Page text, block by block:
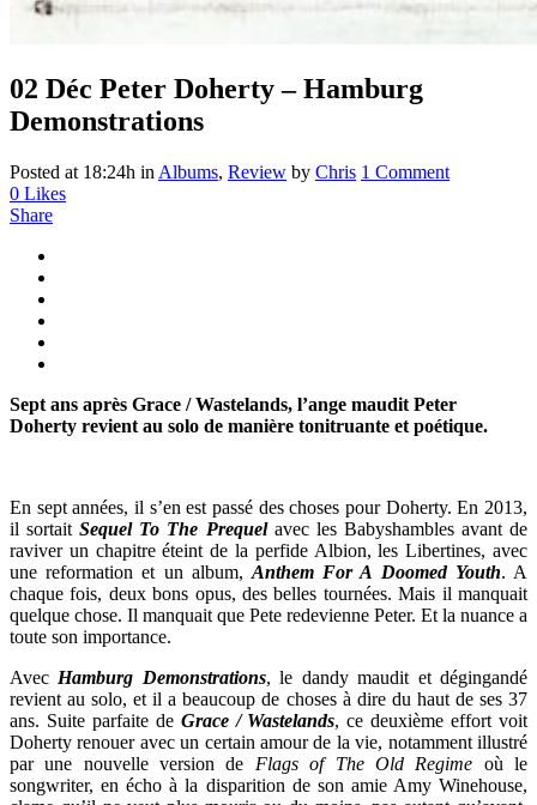
02 Déc Peter Doherty – Hamburg
Demonstrations
Posted at 18:24h in Albums, Review by Chris 1 Comment
0 Likes
Share
Sept ans après Grace / Wastelands, l’ange maudit Peter
Doherty revient au solo de manière tonitruante et poétique.
En sept années, il s’en est passé des choses pour Doherty. En 2013,
il sortaitSequel To The Prequelavec les Babyshambles avant de
raviver un chapitre éteint de la perfide Albion, les Libertines, avec
une reformation et un album, Anthem For A Doomed Youth. A
chaque fois, deux bons opus, des belles tournées. Mais il manquait
quelque chose. Il manquait que Pete redevienne Peter. Et la nuance a
toute son importance.
Avec Hamburg Demonstrations, le dandy maudit et dégingandé
revient au solo, et il a beaucoup de choses à dire du haut de ses 37
ans. Suite parfaite de Grace / Wastelands, ce deuxième effort voit
Doherty renouer avec un certain amour de la vie, notamment illustré
par une nouvelle version de Flags of The Old Regime où le
songwriter, en écho à la disparition de son amie Amy Winehouse,